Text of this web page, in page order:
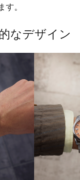
す。
なデザイン